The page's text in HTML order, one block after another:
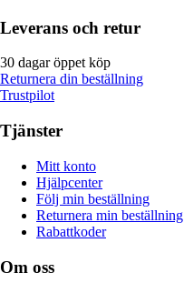
Leverans och retur
30 dagar öppet köp
Returnera din beställning
Trustpilot
Tjänster
Mitt konto
Hjälpcenter
Följ min beställning
Returnera min beställning
Rabattkoder
Om oss